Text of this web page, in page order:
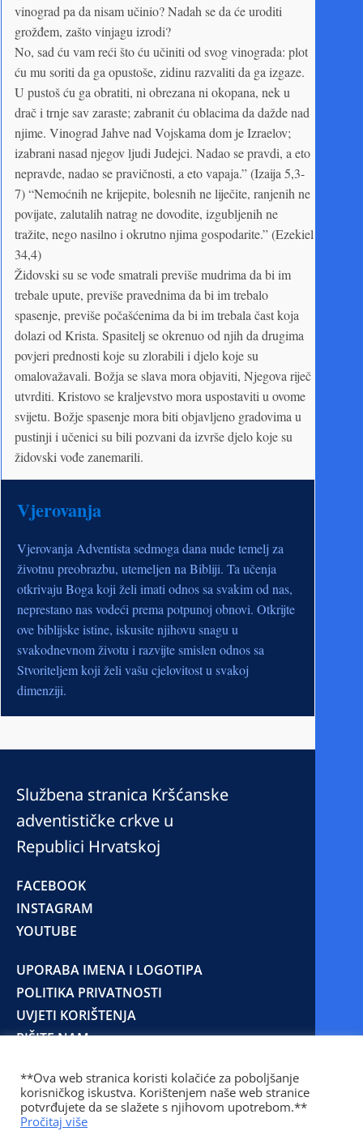
vinograd pa da nisam učinio? Nadah se da će uroditi
grožđem, zašto vinjagu izrodi?
No, sad ću vam reći što ću učiniti od svog vinograda: plot
ću mu soriti da ga opustoše, zidinu razvaliti da ga izgaze.
U pustoš ću ga obratiti, ni obrezana ni okopana, nek u
drač i trnje sav zaraste; zabranit ću oblacima da dažde nad
njime. Vinograd Jahve nad Vojskama dom je Izraelov;
izabrani nasad njegov ljudi Judejci. Nadao se pravdi, a eto
nepravde, nadao se pravičnosti, a eto vapaja.” (Izaija 5,3-
7) “Nemoćnih ne krijepite, bolesnih ne liječite, ranjenih ne
povijate, zalutalih natrag ne dovodite, izgubljenih ne
tražite, nego nasilno i okrutno njima gospodarite.” (Ezekiel
34,4)
Židovski su se vođe smatrali previše mudrima da bi im
trebale upute, previše pravednima da bi im trebalo
spasenje, previše počašćenima da bi im trebala čast koja
dolazi od Krista. Spasitelj se okrenuo od njih da drugima
povjeri prednosti koje su zlorabili i djelo koje su
omalovažavali. Božja se slava mora objaviti, Njegova riječ
utvrditi. Kristovo se kraljevstvo mora uspostaviti u ovome
svijetu. Božje spasenje mora biti objavljeno gradovima u
pustinji i učenici su bili pozvani da izvrše djelo koje su
židovski vođe zanemarili.
Vjerovanja
Vjerovanja Adventista sedmoga dana nude temelj za
životnu preobrazbu, utemeljen na Bibliji. Ta učenja
otkrivaju Boga koji želi imati odnos sa svakim od nas,
neprestano nas vodeći prema potpunoj obnovi. Otkrijte
ove biblijske istine, iskusite njihovu snagu u
svakodnevnom životu i razvijte smislen odnos sa
Stvoriteljem koji želi vašu cjelovitost u svakoj
dimenziji.
Službena stranica Kršćanske
adventističke crkve u
Republici Hrvatskoj
FACEBOOK
INSTAGRAM
YOUTUBE
UPORABA IMENA I LOGOTIPA
POLITIKA PRIVATNOSTI
UVJETI KORIŠTENJA
PIŠITE NAM
© 2025 Copyright © 2023 Kršćanska adventistička
crkva u Republici Hrvatskoj
Prilaz Gjure Deželića 77 Zagreb 10000 Hrvatska 01
**Ova web stranica koristi kolačiće za poboljšanje
korisničkog iskustva. Korištenjem naše web stranice
potvrđujete da se slažete s njihovom upotrebom.**
Pročitaj više